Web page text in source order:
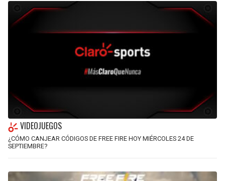
VIDEOJUEGOS
¿CÓMO CANJEAR CÓDIGOS DE FREE FIRE HOY MIÉRCOLES 24 DE
SEPTIEMBRE?